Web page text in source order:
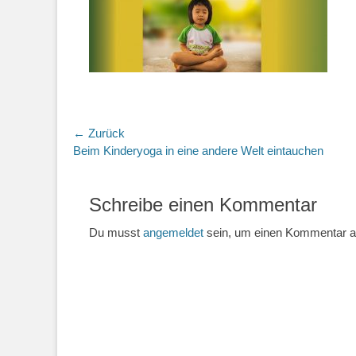
Beitragsnavigation
← Zurück
Vorheriger
Beim Kinderyoga in eine andere Welt eintauchen
Schreibe einen Kommentar
Du musst angemeldet sein, um einen Kommentar